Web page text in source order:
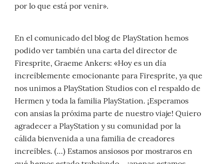
por lo que está por venir».
En el comunicado del blog de PlayStation hemos
podido ver también una carta del director de
Firesprite, Graeme Ankers: «Hoy es un día
increíblemente emocionante para Firesprite, ya que
nos unimos a PlayStation Studios con el respaldo de
Hermen y toda la familia PlayStation. ¡Esperamos
con ansias la próxima parte de nuestro viaje! Quiero
agradecer a PlayStation y su comunidad por la
cálida bienvenida a una familia de creadores
increíbles. (…) Estamos ansiosos por mostraros en